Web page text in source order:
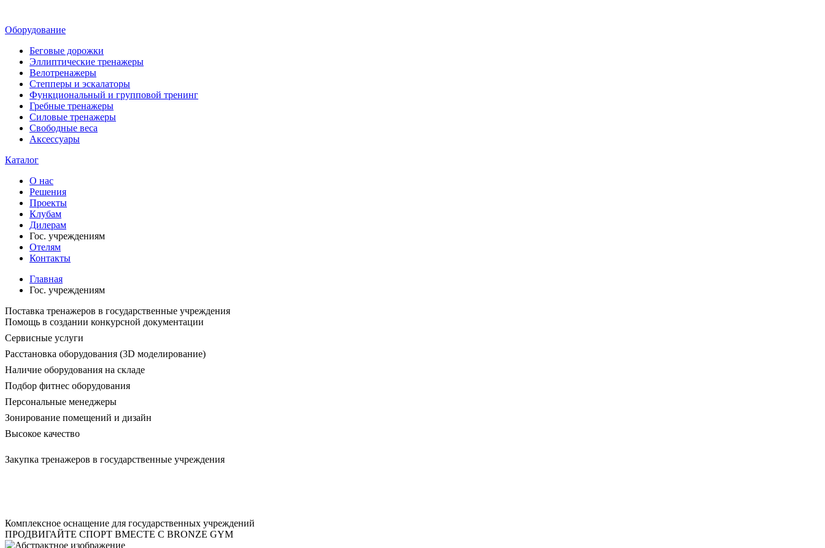
Оборудование
Беговые дорожки
Эллиптические тренажеры
Велотренажеры
Степперы и эскалаторы
Функциональный и групповой тренинг
Гребные тренажеры
Силовые тренажеры
Свободные веса
Аксессуары
Каталог
О нас
Решения
Проекты
Клубам
Дилерам
Гос. учреждениям
Отелям
Контакты
Главная
Гос. учреждениям
Поставка тренажеров в го­су­дарст­вен­ные учреждения
Помощь в создании конкурсной документации
Сервисные услуги
Расстановка оборудования (3D моделирование)
Наличие оборудования на складе
Подбор фитнес оборудования
Персональные менеджеры
Зонирование помещений и дизайн
Высокое качество
Закупка тренажеров в государственные учреждения
Комплексное оснащение для государственных учреждений
ПРОДВИГАЙТЕ СПОРТ ВМЕСТЕ С BRONZE GYM